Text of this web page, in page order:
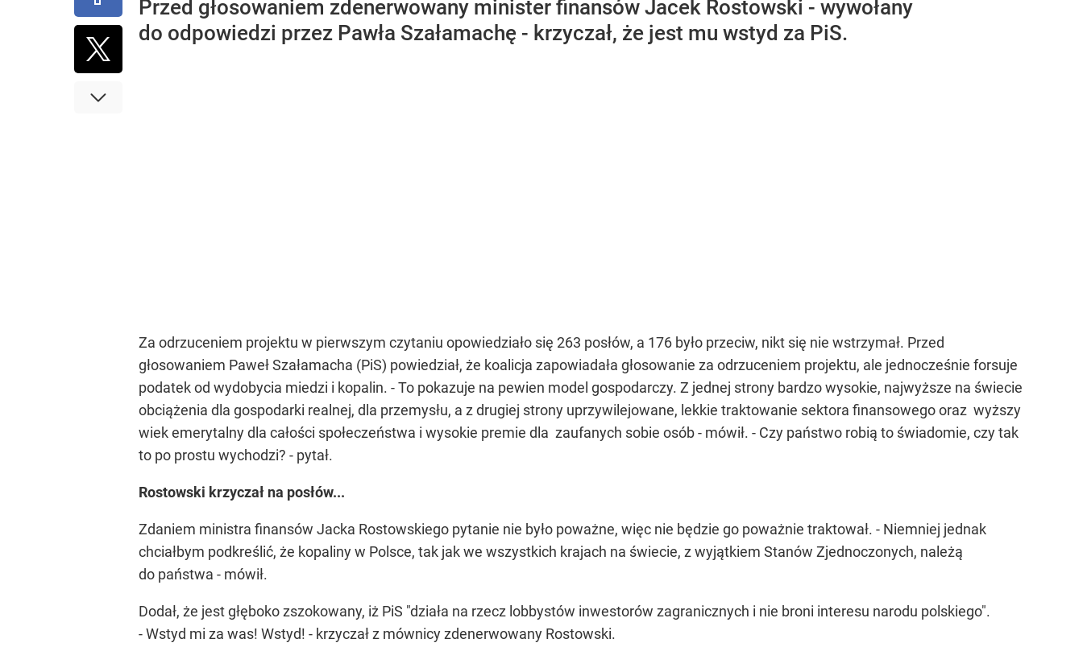
Przed głosowaniem zdenerwowany minister finansów Jacek Rostowski - wywołany
do odpowiedzi przez Pawła Szałamachę - krzyczał, że jest mu wstyd za PiS.
Za odrzuceniem projektu w pierwszym czytaniu opowiedziało się 263 posłów, a 176 było przeciw, nikt się nie wstrzymał. Przed
głosowaniem Paweł Szałamacha (PiS) powiedział, że koalicja zapowiadała głosowanie za odrzuceniem projektu, ale jednocześnie forsuje
podatek od wydobycia miedzi i kopalin. - To pokazuje na pewien model gospodarczy. Z jednej strony bardzo wysokie, najwyższe na świecie
obciążenia dla gospodarki realnej, dla przemysłu, a z drugiej strony uprzywilejowane, lekkie traktowanie sektora finansowego oraz wyższy
wiek emerytalny dla całości społeczeństwa i wysokie premie dla zaufanych sobie osób - mówił. - Czy państwo robią to świadomie, czy tak
to po prostu wychodzi? - pytał.
Rostowski krzyczał na posłów...
Zdaniem ministra finansów Jacka Rostowskiego pytanie nie było poważne, więc nie będzie go poważnie traktował. - Niemniej jednak
chciałbym podkreślić, że kopaliny w Polsce, tak jak we wszystkich krajach na świecie, z wyjątkiem Stanów Zjednoczonych, należą
do państwa - mówił.
Dodał, że jest głęboko zszokowany, iż PiS "działa na rzecz lobbystów inwestorów zagranicznych i nie broni interesu narodu polskiego".
- Wstyd mi za was! Wstyd! - krzyczał z mównicy zdenerwowany Rostowski.